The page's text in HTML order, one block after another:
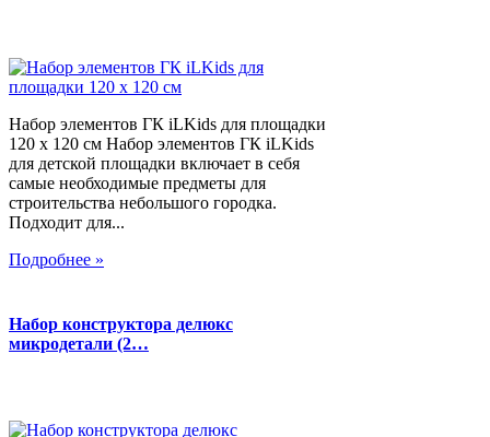
Набор элементов ГК iLKids для площадки
120 х 120 см Набор элементов ГК iLKids
для детской площадки включает в себя
самые необходимые предметы для
строительства небольшого городка.
Подходит для...
Подробнее »
Набор конструктора делюкс
микродетали (2…